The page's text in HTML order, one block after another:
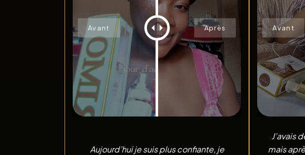
Aujourd’hui je suis plus confiante, je
J’avais
mais